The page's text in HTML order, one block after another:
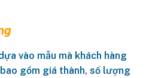
vào mẫu mà khách hàng
gồm giá thành, số lượng